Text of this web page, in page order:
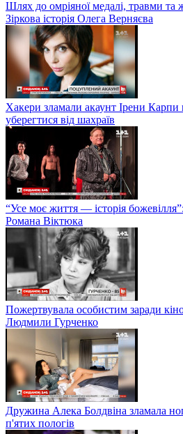
Шлях до омріяної медалі, травми
Зіркова історія Олега Верняєва
Хакери зламали акаунт Ірени Карпи
уберегтися від шахраїв
“Усе моє життя — історія
Романа Віктюка
Пожертвувала особистим заради
Людмили Гурченко
Дружина Алека Болдвіна зламала
п'ятих пологів